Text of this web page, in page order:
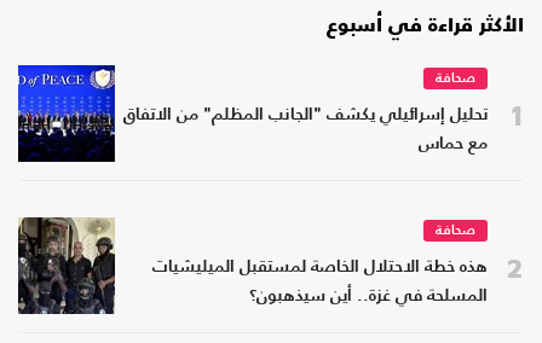
الأكثر قراءة في أسبوع
1
صحافة
تحليل إسرائيلي يكشف "الجانب المظلم" من الاتفاق
مع حماس
2
صحافة
هذه خطة الاحتلال الخاصة لمستقبل الميليشيات
المسلحة في غزة.. أين سيذهبون؟